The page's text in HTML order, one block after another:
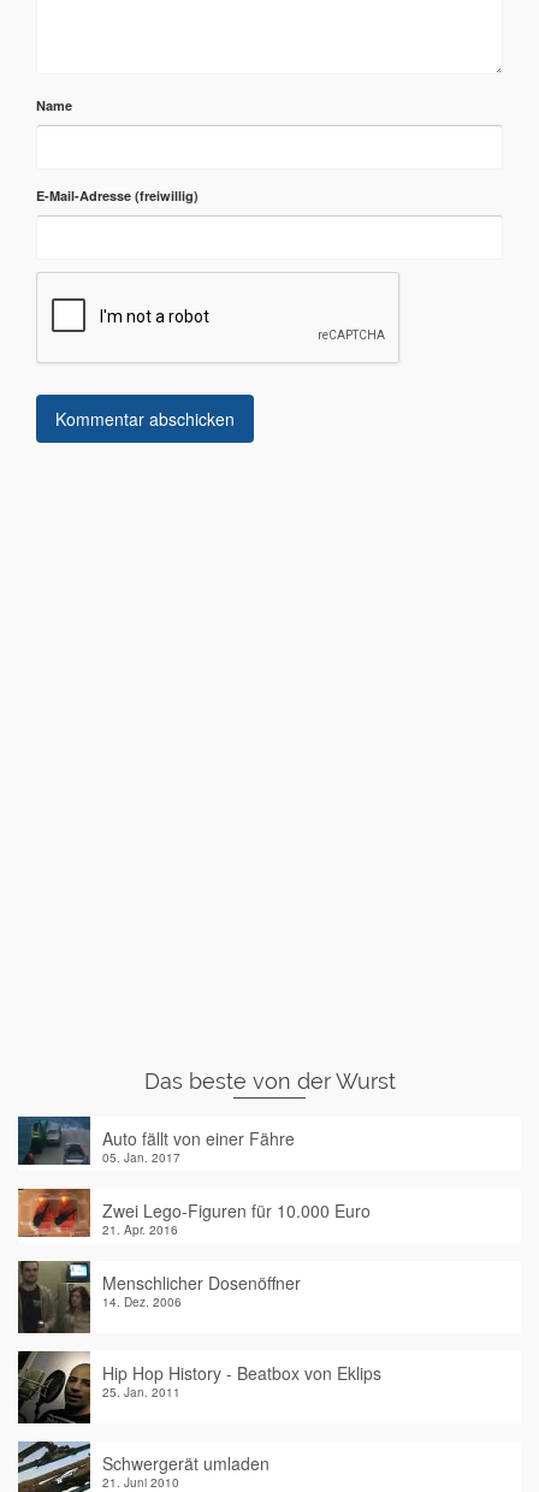
Name
E-Mail-Adresse
Das beste von der Wurst
Auto fällt von einer Fähre
05. Jan. 2017
Zwei Lego-Figuren für 10.000 Euro
21. Apr. 2016
Menschlicher Dosenöffner
14. Dez. 2006
Hip Hop History - Beatbox von Eklips
25. Jan. 2011
Schwergerät umladen
21. Juni 2010